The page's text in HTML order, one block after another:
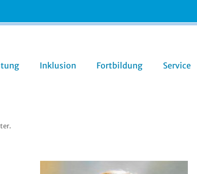
Zum
Inhalt
Inklusion Fortbildung Service
.